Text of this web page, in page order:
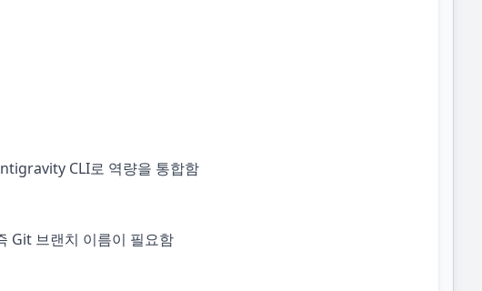
CLI로 역량을 통합함
Git 브랜치 이름이 필요함